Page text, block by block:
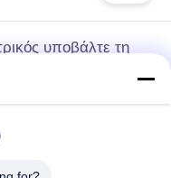
υποβάλτε τη